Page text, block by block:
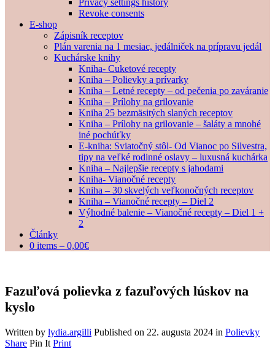
Privacy settings history
Revoke consents
E-shop
Zápisník receptov
Plán varenia na 1 mesiac, jedálniček na prípravu jedál
Kuchárske knihy
Kniha- Cuketové recepty
Kniha – Polievky a prívarky
Kniha – Letné recepty – od pečenia po zaváranie
Kniha – Prílohy na grilovanie
Kniha 25 bezmäsitých slaných receptov
Kniha – Prílohy na grilovanie – šaláty a mnohé
iné pochúťky
E-kniha: Sviatočný stôl- Od Vianoc po Silvestra,
tipy na veľké rodinné oslavy – luxusná kuchárka
Kniha – Najlepšie recepty s jahodami
Kniha- Vianočné recepty
Kniha – 30 skvelých veľkonočných receptov
Kniha – Vianočné recepty – Diel 2
Výhodné balenie – Vianočné recepty – Diel 1 +
2
Články
0 items – 0,00€
Fazuľová polievka z fazuľových lúskov na
kyslo
Written by lydia.argilli Published on 22. augusta 2024 in Polievky
Share Pin It Print